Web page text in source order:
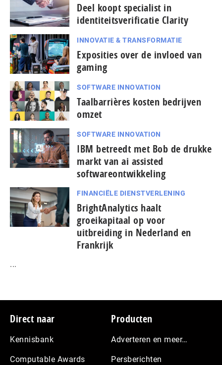
Deel koopt specialist in
identiteitsverificatie Clarity
INNOVATIE & TRANSFORMATIE
Exposities over de invloed van
gaming
SOFTWARE INNOVATION
Taal­bar­ri­è­res kosten bedrijven
omzet
SOFTWARE INNOVATION
IBM betreedt met Bob de drukke
markt van ai assisted
softwareontwikkeling
FINANCIËLE DIENSTVERLENING
BrightAnalytics haalt
groeikapitaal op voor
uitbreiding in Nederland en
Frankrijk
...
Footer
Direct naar
Kennisbank
Computable Awards
Producten
Adverteren en meer…
Persberichten